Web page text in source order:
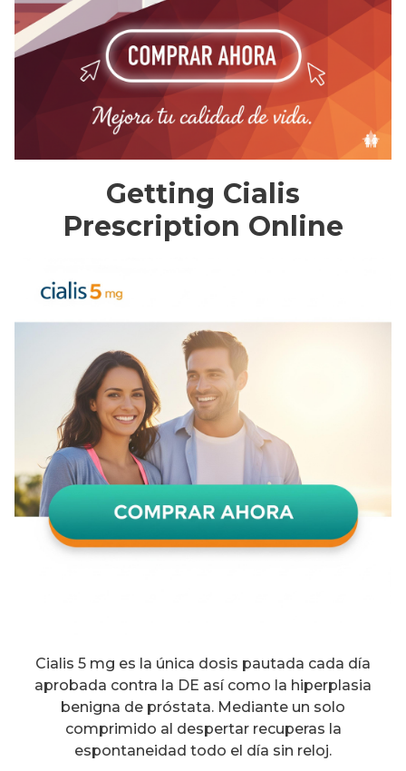
Getting Cialis
Prescription Online
Cialis 5 mg es la única dosis pautada cada día
aprobada contra la DE así como la hiperplasia
benigna de próstata. Mediante un solo
comprimido al despertar recuperas la
espontaneidad todo el día sin reloj.